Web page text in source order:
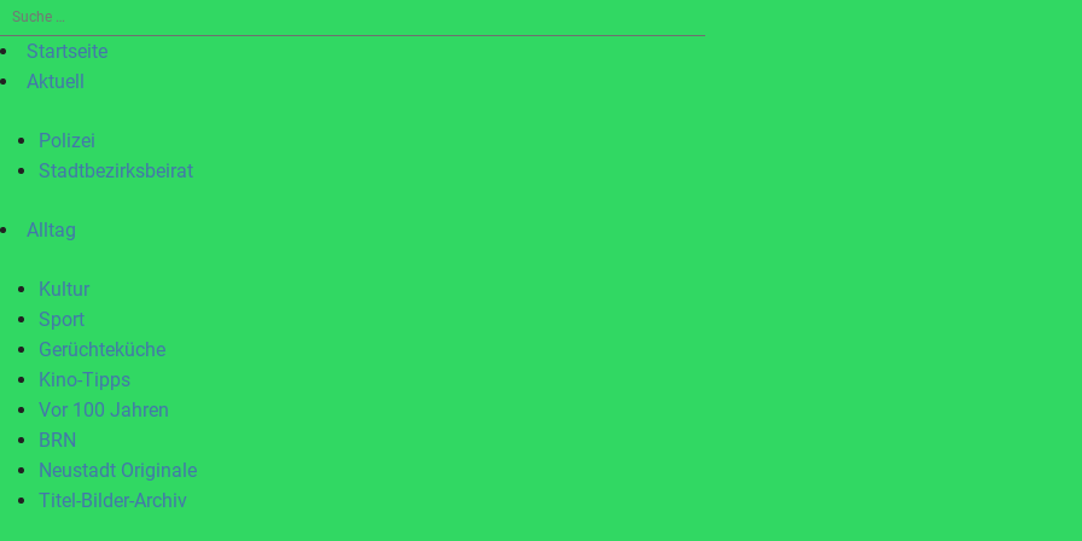
Suche
nach:Startseite
Aktuell
Polizei
Stadtbezirksbeirat
Alltag
Kultur
Sport
Gerüchteküche
Kino-Tipps
Vor 100 Jahren
BRN
Neustadt Originale
Titel-Bilder-Archiv